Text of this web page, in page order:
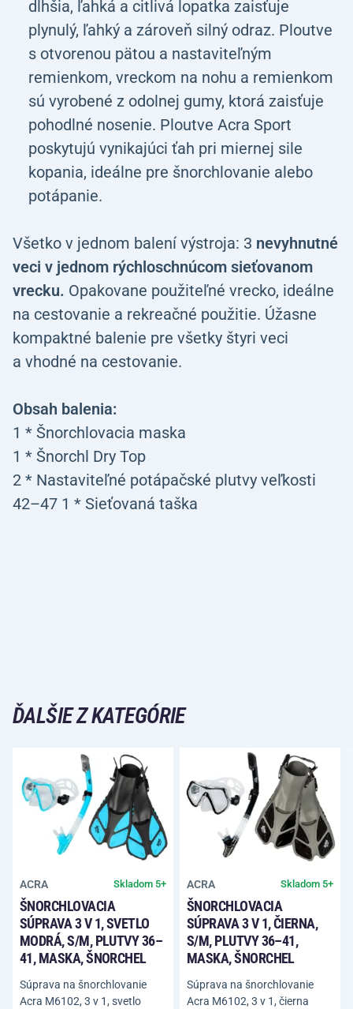
dlhšia, ľahká a citlivá lopatka zaisťuje
plynulý, ľahký a zároveň silný odraz. Ploutve
s otvorenou pätou a nastaviteľným
remienkom, vreckom na nohu a remienkom
sú vyrobené z odolnej gumy, ktorá zaisťuje
pohodlné nosenie. Ploutve Acra Sport
poskytujú vynikajúci ťah pri miernej sile
kopania, ideálne pre šnorchlovanie alebo
potápanie.
Všetko v jednom balení výstroja: 3 nevyhnutné
veci v jednom rýchloschnúcom sieťovanom
vrecku. Opakovane použiteľné vrecko, ideálne
na cestovanie a rekreačné použitie. Úžasne
kompaktné balenie pre všetky štyri veci
a vhodné na cestovanie.
Obsah balenia:
1 * Šnorchlovacia maska
1 * Šnorchl Dry Top
2 * Nastaviteľné potápačské plutvy veľkosti
42–47 1 * Sieťovaná taška
ĎALŠIE Z KATEGÓRIE
ACRA Skladom 5+
ŠNORCHLOVACIA
SÚPRAVA 3 V 1, SVETLO
MODRÁ, S/M, PLUTVY 36–
41, MASKA, ŠNORCHEL
Súprava na šnorchlovanie
Acra M6102, 3 v 1, svetlo
ACRA Skladom 5+
ŠNORCHLOVACIA
SÚPRAVA 3 V 1, ČIERNA,
S/M, PLUTVY 36–41,
MASKA, ŠNORCHEL
Súprava na šnorchlovanie
Acra M6102, 3 v 1, čierna